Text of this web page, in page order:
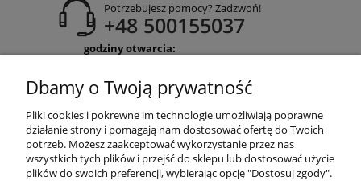
Potrzebujesz pomocy? Zadzwoń!
+48 500155037
godziny otwarcia:
obuwiehigo@gmail.com
WARUNKI ZAKUPÓW
MOJE KONTO
Dbamy o Twoją prywatność
Pliki cookies i pokrewne im technologie umożliwiają poprawne
działanie strony i pomagają nam dostosować ofertę do Twoich
potrzeb. Możesz zaakceptować wykorzystanie przez nas
wszystkich tych plików i przejść do sklepu lub dostosować użycie
plików do swoich preferencji, wybierając opcję "Dostosuj zgody".